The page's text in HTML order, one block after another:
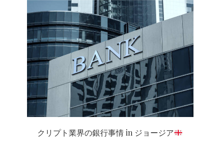
クリプト業界の銀行事情 in ジョージア